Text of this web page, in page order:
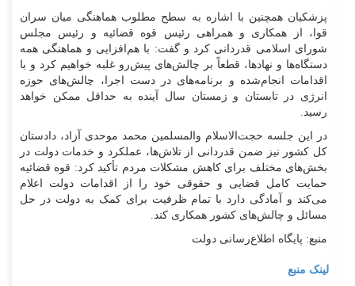
پزشکیان همچنین با اشاره به سطح مطلوب هماهنگی میان سران
قوا، از همکاری و همراهی رئیس قوه قضائیه و رئیس مجلس
شورای اسلامی قدردانی کرد و گفت: با هم‌افزایی و هماهنگی همه
دستگاه‌ها و نهادها، قطعاً بر چالش‌های پیش‌رو غلبه خواهیم کرد و با
اقدامات انجام‌شده و برنامه‌های در دست اجرا، چالش‌های حوزه
انرژی در تابستان و زمستان سال آینده به حداقل ممکن خواهد
رسید.
در این جلسه حجت‌الاسلام والمسلمین محمد موحدی آزاد، دادستان
کل کشور نیز ضمن قدردانی از تلاش‌ها، عملکرد و خدمات دولت در
بخش‌های مختلف برای کاهش مشکلات مردم تأکید کرد: قوه قضائیه
حمایت کامل قضایی و حقوقی خود را از اقدامات دولت اعلام
می‌کند و آمادگی دارد با تمام ظرفیت برای کمک به دولت در حل
مسائل و چالش‌های کشور همکاری کند.
منبع: پایگاه اطلاع‌رسانی دولت
لینک منبع